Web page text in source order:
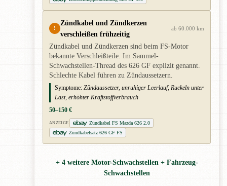
!
Zündkabel und Zündkerzen
verschleißen frühzeitig
ab 60.000 km
Zündkabel und Zündkerzen sind beim FS-Motor
bekannte Verschleißteile. Im Sammel-
Schwachstellen-Thread des 626 GF explizit genannt.
Schlechte Kabel führen zu Zündaussetzern.
Symptome: Zündaussetzer, unruhiger Leerlauf, Ruckeln unter
Last, erhöhter Kraftstoffverbrauch
50–150 €
ANZEIGE
Zündkabel FS Mazda 626 2.0
Zündkabelsatz 626 GF FS
+ 4 weitere Motor-Schwachstellen + Fahrzeug-
Schwachstellen